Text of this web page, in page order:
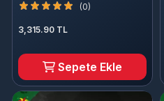
(0)
3,315.90 TL
Sepete Ekle